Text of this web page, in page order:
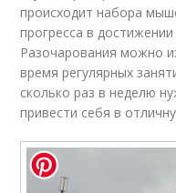
происходит набора
прогресса в
Разочарования можно
время регулярных
сколько раз в неделю
привести себя в